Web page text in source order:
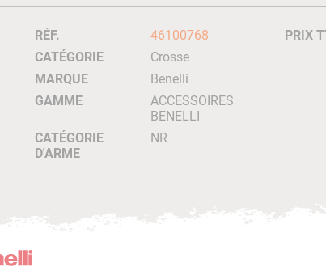
RÉF.
46100768
CATÉGORIE
Crosse
MARQUE
Benelli
GAMME
ACCESSOIRES
BENELLI
CATÉGORIE
D'ARME
NR
PRIX